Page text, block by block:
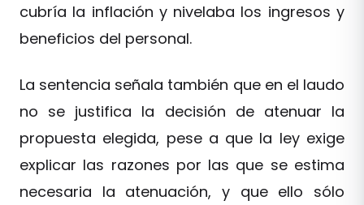
cubría la inflación y nivelaba los ingresos y
beneficios del personal.
La sentencia señala también que en el laudo
no se justifica la decisión de atenuar la
propuesta elegida, pese a que la ley exige
explicar las razones por las que se estima
necesaria la atenuación, y que ello sólo